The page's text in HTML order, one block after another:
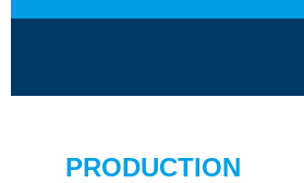
PRODUCTION